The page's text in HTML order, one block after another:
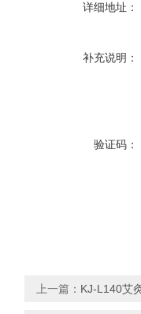
详细地址：
补充说明：
验证码：
上一篇： KJ-L140艾